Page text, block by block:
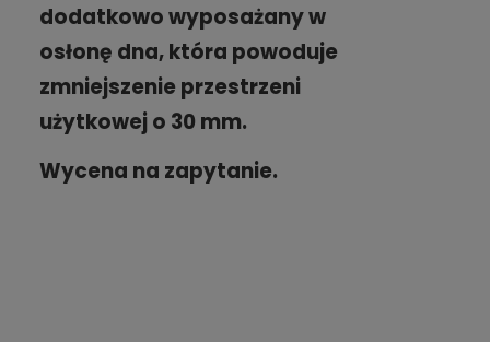
dodatkowo wyposażany w
osłonę dna, która powoduje
zmniejszenie przestrzeni
użytkowej o 30 mm.
Wycena na zapytanie.